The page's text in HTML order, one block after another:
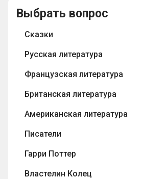
Выбрать вопрос
Сказки
Русская литература
Французская литература
Британская литература
Американская литература
Писатели
Гарри Поттер
Властелин Колец